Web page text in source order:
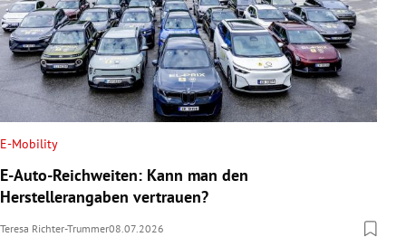
E-Mobility
E-Auto-Reichweiten: Kann man den
Herstellerangaben vertrauen?
Teresa Richter-Trummer08.07.2026